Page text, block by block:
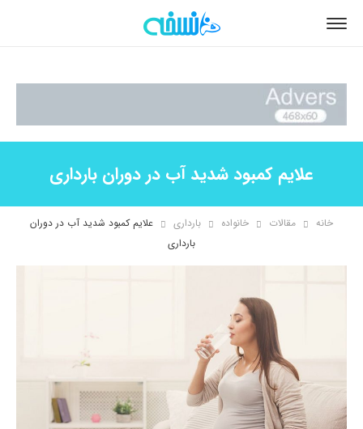
علایم کمبود شدید آب در دوران بارداری
خانه مقالات خانواده بارداری
علایم کمبود شدید آب در دوران
بارداری